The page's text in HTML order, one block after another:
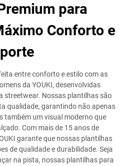
para
Conforto e
entre conforto e estilo com as
da YOUKI, desenvolvidas
streetwear. Nossas plantilhas são
qualidade, garantindo não apenas
também um visual moderno que
Com mais de 15 anos de
garante que nossas plantilhas
de qualidade e durabilidade. Seja
na pista, nossas plantilhas para